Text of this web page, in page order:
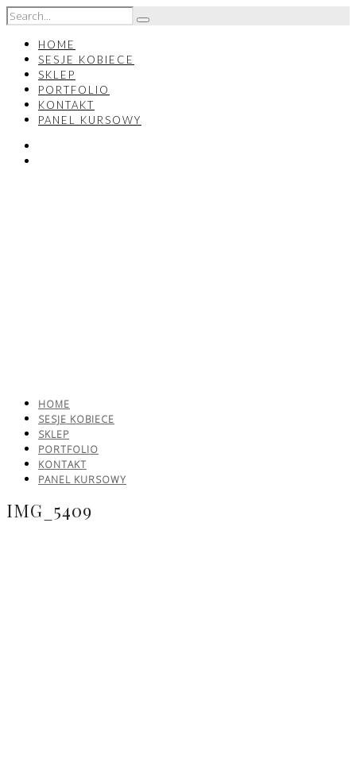
HOME
SESJE KOBIECE
SKLEP
PORTFOLIO
KONTAKT
PANEL KURSOWY
HOME
SESJE KOBIECE
SKLEP
PORTFOLIO
KONTAKT
PANEL KURSOWY
IMG_5409